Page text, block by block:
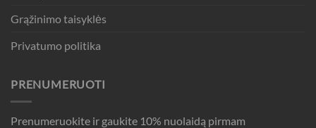
Grąžinimo taisyklės
Privatumo politika
PRENUMERUOTI
Prenumeruokite ir gaukite 10% nuolaidą pirmam